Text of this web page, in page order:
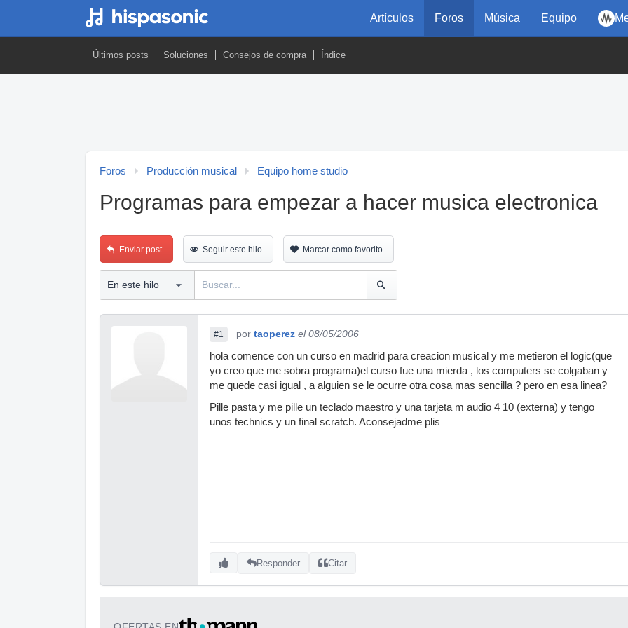
Artículos Foros Música Equipo
Últimos posts Soluciones Consejos de compra Índice
Foros Producción musical Equipo home studio
Programas para empezar a hacer musica electronica
Enviar post Seguir este hilo Marcar como favorito
#1 por taoperez el 08/05/2006
hola comence con un curso en madrid para creacion musical y me metieron el logic(que
yo creo que me sobra programa)el curso fue una mierda , los computers se colgaban y
me quede casi igual , a alguien se le ocurre otra cosa mas sencilla ? pero en esa linea?
Pille pasta y me pille un teclado maestro y una tarjeta m audio 4 10 (externa) y tengo
unos technics y un final scratch. Aconsejadme plis
Responder Citar